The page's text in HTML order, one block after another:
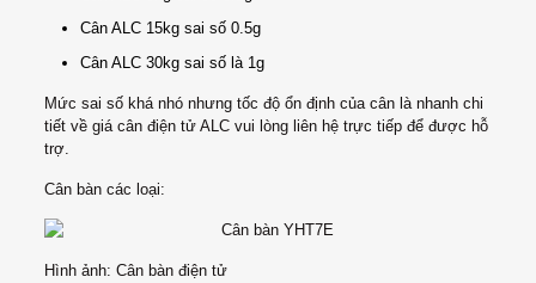
Cân ALC 15kg sai số 0.5g
Cân ALC 30kg sai số là 1g
Mức sai số khá nhó nhưng tốc độ ổn định của cân là nhanh chi
tiết về giá cân điện tử ALC vui lòng liên hệ trực tiếp để được hỗ
trợ.
Cân bàn các loại:
Hình ảnh: Cân bàn điện tử